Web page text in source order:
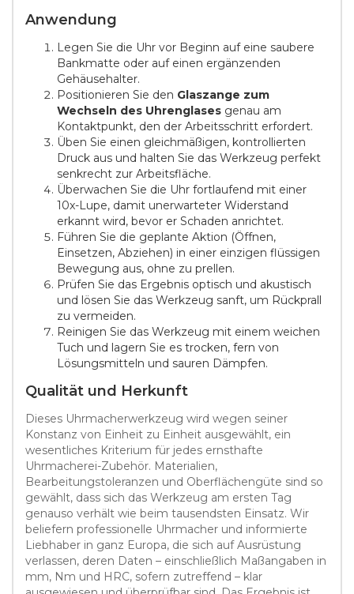
Anwendung
Legen Sie die Uhr vor Beginn auf eine saubere
Bankmatte oder auf einen ergänzenden
Gehäusehalter.
Positionieren Sie den Glaszange zum
Wechseln des Uhrenglases genau am
Kontaktpunkt, den der Arbeitsschritt erfordert.
Üben Sie einen gleichmäßigen, kontrollierten
Druck aus und halten Sie das Werkzeug perfekt
senkrecht zur Arbeitsfläche.
Überwachen Sie die Uhr fortlaufend mit einer
10x-Lupe, damit unerwarteter Widerstand
erkannt wird, bevor er Schaden anrichtet.
Führen Sie die geplante Aktion (Öffnen,
Einsetzen, Abziehen) in einer einzigen flüssigen
Bewegung aus, ohne zu prellen.
Prüfen Sie das Ergebnis optisch und akustisch
und lösen Sie das Werkzeug sanft, um Rückprall
zu vermeiden.
Reinigen Sie das Werkzeug mit einem weichen
Tuch und lagern Sie es trocken, fern von
Lösungsmitteln und sauren Dämpfen.
Qualität und Herkunft
Dieses Uhrmacherwerkzeug wird wegen seiner
Konstanz von Einheit zu Einheit ausgewählt, ein
wesentliches Kriterium für jedes ernsthafte
Uhrmacherei-Zubehör. Materialien,
Bearbeitungstoleranzen und Oberflächengüte sind so
gewählt, dass sich das Werkzeug am ersten Tag
genauso verhält wie beim tausendsten Einsatz. Wir
beliefern professionelle Uhrmacher und informierte
Liebhaber in ganz Europa, die sich auf Ausrüstung
verlassen, deren Daten – einschließlich Maßangaben in
mm, Nm und HRC, sofern zutreffend – klar